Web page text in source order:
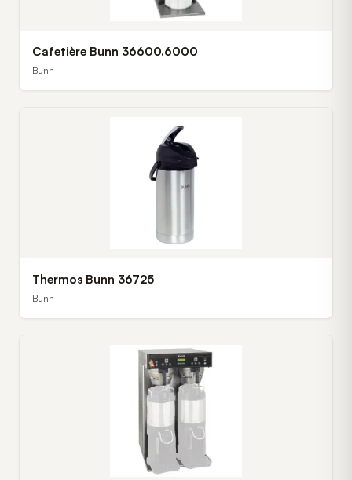
Cafetière Bunn 36600.6000
Bunn
Thermos Bunn 36725
Bunn